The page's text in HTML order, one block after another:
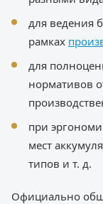
для ведения
рамках
для
нормативов
при
мест
типов и т. д.
Официально